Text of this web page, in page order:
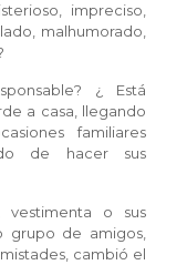
impreciso,
malhumorado,
¿ Está
a casa, llegando
familiares
de hacer sus
vestimenta o sus
grupo de amigos,
cambió el